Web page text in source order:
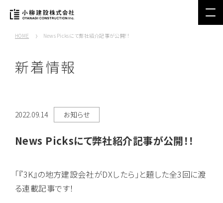
HOME News Picksにて弊社紹介記事が公開！！
新着情報
2022.09.14 お知らせ
News Picksにて弊社紹介記事が公開！！
「『3K』の地方建設会社がDXしたら」と題した全3回に渡
る連載記事です！